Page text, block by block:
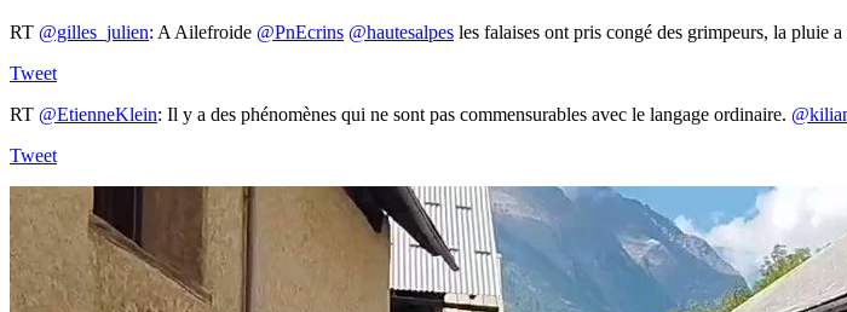
RT @gilles_julien: A Ailefroide ⁦ @PnEcrins @hautesalpes les falaises ont pris congé des grimpeurs, la pluie
Tweet
RT @EtienneKlein: Il y a des phénomènes qui ne sont pas commensurables avec le langage ordinaire.
Tweet